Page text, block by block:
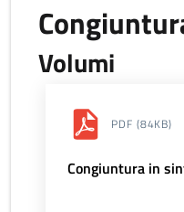
Volumi
PDF (84KB)
Congiuntura in